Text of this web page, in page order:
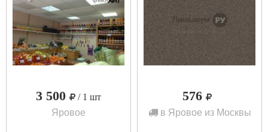
3 500
/ 1 шт
Яровое
576
в Яровое из Москвы